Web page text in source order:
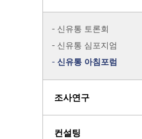
신유통 토론회
신유통 심포지엄
신유통 아침포럼
조사연구
컨설팅